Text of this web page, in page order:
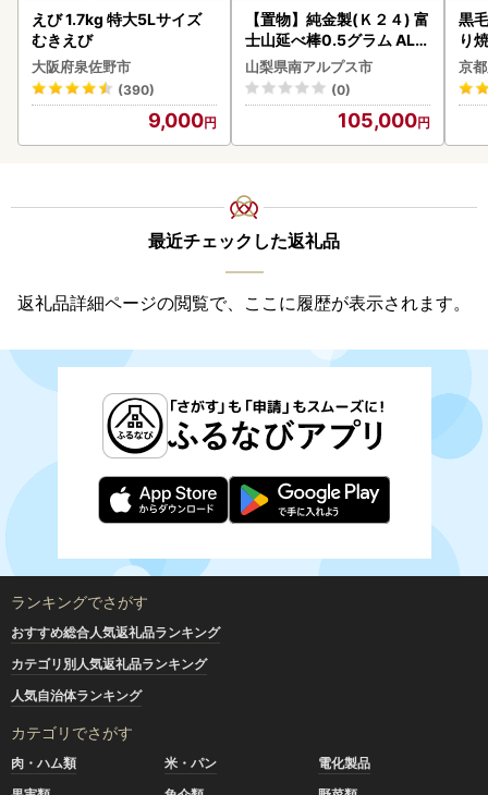
えび 1.7kg 特大5Lサイズ
むきえび
大阪府泉佐野市
(390)
9,000
【置物】純金製(Ｋ２４) 富
士山延べ棒0.5グラム ALP
BK181
山梨県南アルプス市
(0)
105,000
黒
り
京
最近チェックした返礼品
返礼品詳細ページの閲覧で、ここに履歴が表示されます。
ランキングでさがす
おすすめ総合人気返礼品ランキング
カテゴリ別人気返礼品ランキング
人気自治体ランキング
カテゴリでさがす
肉・ハム類 米・パン
電化製品